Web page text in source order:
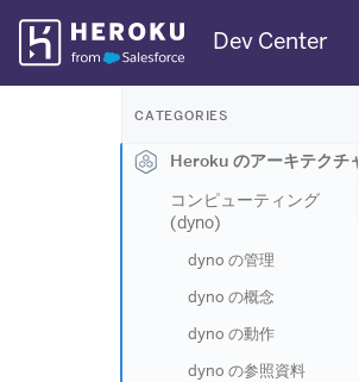
Skip
Navigation
Dev Center
CATEGORIES
Heroku のアーキテクチャ
コンピューティング
(dyno)
dyno の管理
dyno の概念
dyno の動作
dyno の参照資料